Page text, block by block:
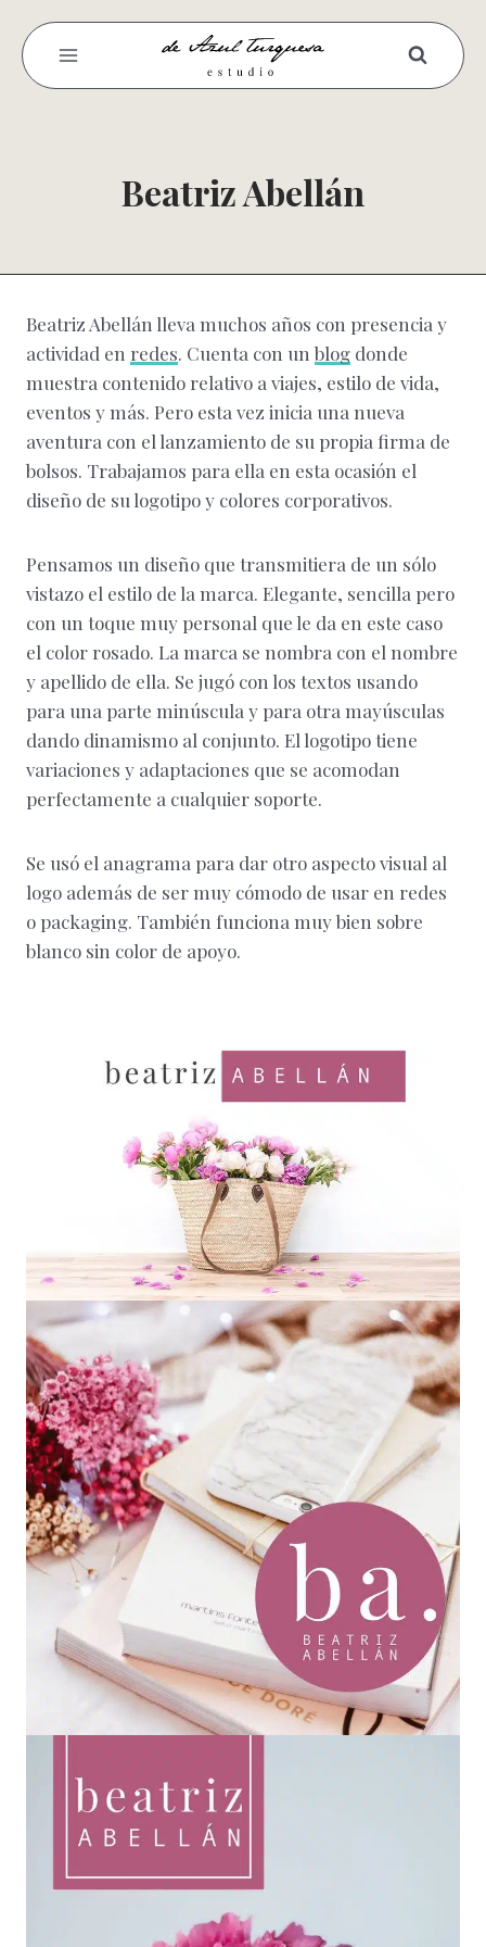
contenido
Beatriz Abellán
Beatriz Abellán lleva muchos años con presencia y
actividad en redes. Cuenta con un blog donde
muestra contenido relativo a viajes, estilo de vida,
eventos y más. Pero esta vez inicia una nueva
aventura con el lanzamiento de su propia firma de
bolsos. Trabajamos para ella en esta ocasión el
diseño de su logotipo y colores corporativos.
Pensamos un diseño que transmitiera de un sólo
vistazo el estilo de la marca. Elegante, sencilla pero
con un toque muy personal que le da en este caso
el color rosado. La marca se nombra con el nombre
y apellido de ella. Se jugó con los textos usando
para una parte minúscula y para otra mayúsculas
dando dinamismo al conjunto. El logotipo tiene
variaciones y adaptaciones que se acomodan
perfectamente a cualquier soporte.
Se usó el anagrama para dar otro aspecto visual al
logo además de ser muy cómodo de usar en redes
o packaging. También funciona muy bien sobre
blanco sin color de apoyo.